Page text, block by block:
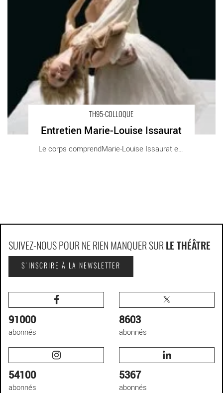
TH95-COLLOQUE
Entretien Marie-Louise Issaurat
Le corps comprendMarie-Louise Issaurat est [...]
SUIVEZ-NOUS POUR NE RIEN MANQUER SUR LE THÉÂTRE
S'INSCRIRE À LA NEWSLETTER
91000
abonnés
8603
abonnés
54100
abonnés
5367
abonnés